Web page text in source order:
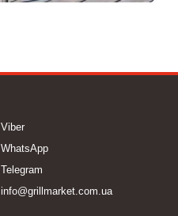
Viber
WhatsApp
Telegram
info@grillmarket.com.ua